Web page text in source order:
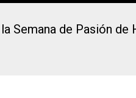
Semana de Pasión